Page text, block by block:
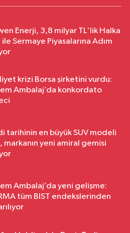
Enerji, 3,8 milyar TL'lik Halka
Sermaye Piyasalarına Adım
krizi Borsa şirketini vurdu:
Ambalaj’da konkordato
tarihinin en büyük SUV modeli
markanın yeni amiral gemisi
Ambalaj’da yeni gelişme:
tüm BIST endekslerinden